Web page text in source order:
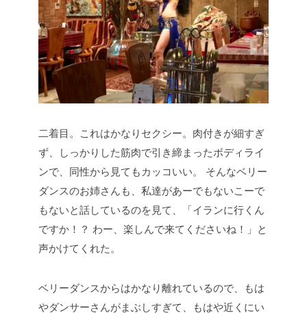
二着目。これはかなりセクシー。肉付きが細すぎ
ず、しっかりした筋肉で引き締まったボディライ
ンで、同性から見てもカッコいい。
そんなベリー
ダンスのお姉さんも、私達があーでもないこーで
もないと話しているのを見て、「イランに行くん
ですか！？ わー、楽しんで来てくださいね！」と
声かけてくれた。
ベリーダンスからはかなり離れているので、もは
やダンサーさんがまぶしすぎて、もはや近くにい